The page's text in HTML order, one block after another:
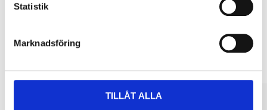
Statistik
Marknadsföring
TILLÅT ALLA
Other customers also bought